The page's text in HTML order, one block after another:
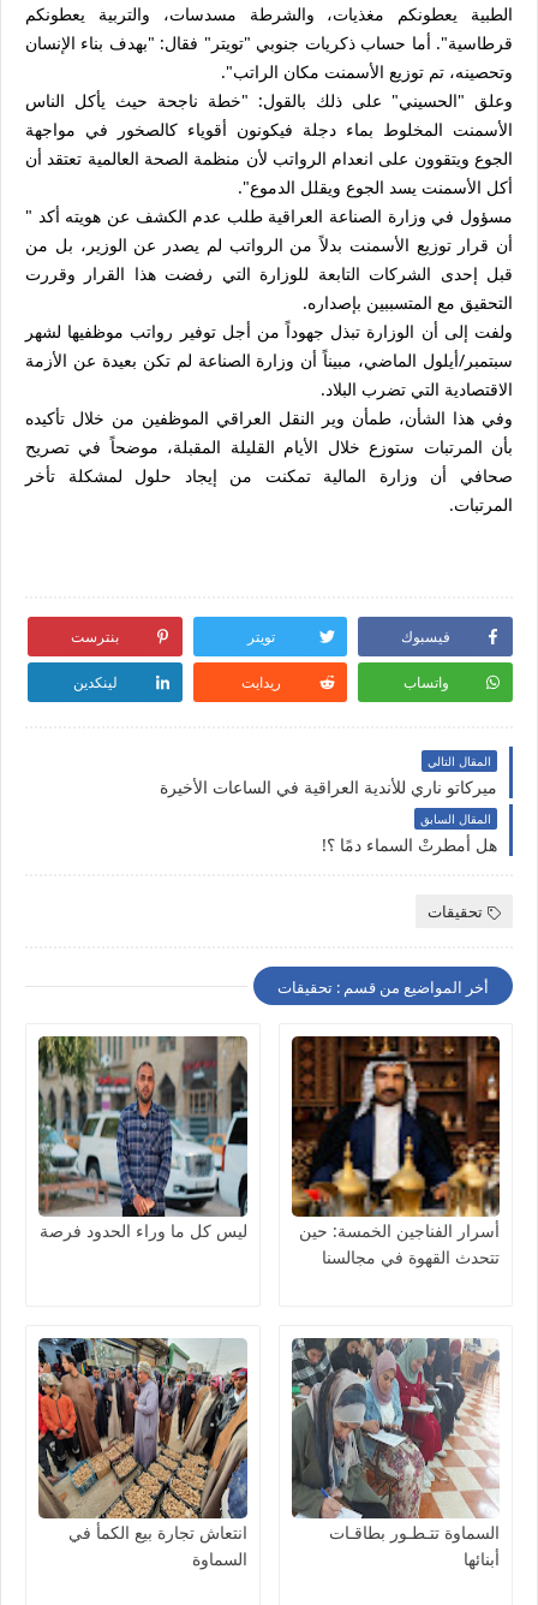
الطبية يعطونكم مغذيات، والشرطة مسدسات، والتربية يعطونكم
قرطاسية". أما حساب ذكريات جنوبي "تويتر" فقال: "بهدف بناء الإنسان
وتحصينه، تم توزيع الأسمنت مكان الراتب".
وعلق "الحسيني" على ذلك بالقول: "خطة ناجحة حيث يأكل الناس
الأسمنت المخلوط بماء دجلة فيكونون أقوياء كالصخور في مواجهة
الجوع ويتقوون على انعدام الرواتب لأن منظمة الصحة العالمية تعتقد أن
أكل الأسمنت يسد الجوع ويقلل الدموع".
مسؤول في وزارة الصناعة العراقية طلب عدم الكشف عن هويته أكد "
أن قرار توزيع الأسمنت بدلاً من الرواتب لم يصدر عن الوزير، بل من
قبل إحدى الشركات التابعة للوزارة التي رفضت هذا القرار وقررت
التحقيق مع المتسببين بإصداره.
ولفت إلى أن الوزارة تبذل جهوداً من أجل توفير رواتب موظفيها لشهر
سبتمبر/أيلول الماضي، مبيناً أن وزارة الصناعة لم تكن بعيدة عن الأزمة
الاقتصادية التي تضرب البلاد.
وفي هذا الشأن، طمأن وير النقل العراقي الموظفين من خلال تأكيده
بأن المرتبات ستوزع خلال الأيام القليلة المقبلة، موضحاً في تصريح
صحافي أن وزارة المالية تمكنت من إيجاد حلول لمشكلة تأخر
المرتبات.
فيسبوك تويتر بنترست
واتساب ريدايت لينكدين
المقال التالي
ميركاتو ناري للأندية العراقية في الساعات الأخيرة
المقال السابق
هل أمطرتْ السماء دمًا ؟!
تحقيقات
أخر المواضيع من قسم : تحقيقات
أسرار الفناجين الخمسة: حين
تتحدث القهوة في مجالسنا
ليس كل ما وراء الحدود فرصة
السماوة تتـطـور بطاقـات
أبنائها
انتعاش تجارة بيع الكمأ في
السماوة